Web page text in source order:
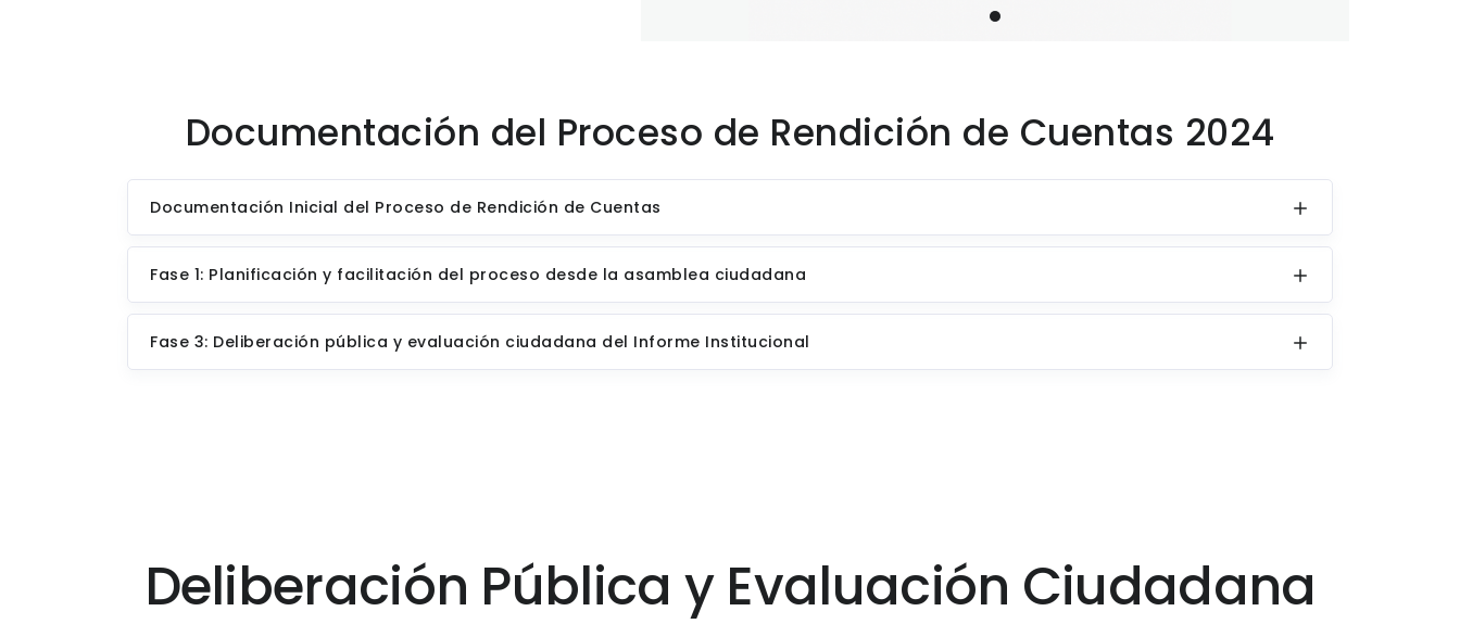
Documentación del Proceso de Rendición de Cuentas 2024
Documentación Inicial del Proceso de Rendición de Cuentas
Fase 1: Planificación y facilitación del proceso desde la asamblea ciudadana
Fase 3: Deliberación pública y evaluación ciudadana del Informe Institucional
Deliberación Pública y Evaluación Ciudadana